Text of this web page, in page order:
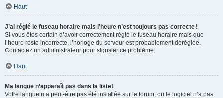
Haut
J’ai réglé le fuseau horaire mais l’heure n’est toujours pas correcte !
Si vous êtes certain d’avoir correctement réglé le fuseau horaire mais que
l’heure reste incorrecte, l’horloge du serveur est probablement déréglée.
Contactez un administrateur pour signaler ce problème.
Haut
Ma langue n’apparaît pas dans la liste !
Votre langue n’a peut-être pas été installée sur le forum, ou le logiciel n’a pas